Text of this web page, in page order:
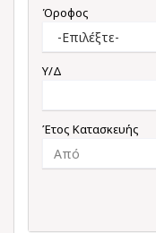
Όροφος
Υ/Δ
Έτος Κατασκευής